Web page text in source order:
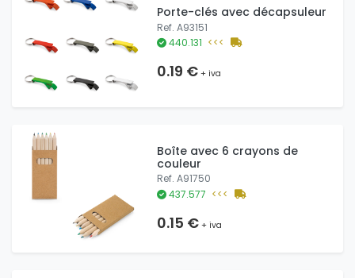
Porte-clés avec décapsuleur
Ref. A93151
440.131 <<<
0.19 €+ iva
Boîte avec 6 crayons de
couleur
Ref. A91750
437.577 <<<
0.15 €+ iva